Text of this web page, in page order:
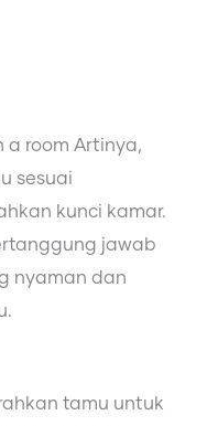
a room Artinya,
sesuai
kunci kamar.
jawab
nyaman dan
tamu untuk